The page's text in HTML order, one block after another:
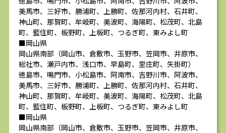
美馬市、三好市、勝浦町、上勝町、佐那河内村、石井町、
神山町、那賀町、牟岐町、美波町、海陽町、松茂町、北島
町、藍住町、板野町、上板町、つるぎ町、東みよし町
■岡山県
岡山県南部（岡山市、倉敷市、玉野市、笠岡市、井原市、
総社市、瀬戸内市、浅口市、早島町、里庄町、矢掛町）
徳島市、鳴門市、小松島市、阿南市、吉野川市、阿波市、
美馬市、三好市、勝浦町、上勝町、佐那河内村、石井町、
神山町、那賀町、牟岐町、美波町、海陽町、松茂町、北島
町、藍住町、板野町、上板町、つるぎ町、東みよし町
■岡山県
岡山県南部（岡山市、倉敷市、玉野市、笠岡市、井原市、